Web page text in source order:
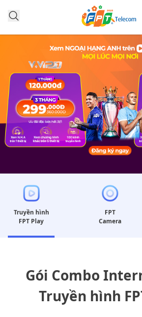
Truyền hình
FPT Play
FPT
Camera
Gói Combo
Truyền hình